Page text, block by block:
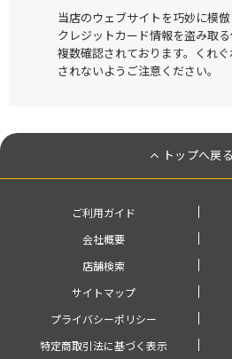
当店のウェブサイトを巧妙に模
クレジットカード情報を盗み取
複数確認されております。くれ
されないようご注意ください。
トップへ戻る
ご利用ガイド
会社概要
店舗検索
サイトマップ
プライバシーポリシー
特定商取引法に基づく表示